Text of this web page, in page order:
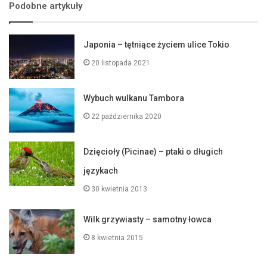
Podobne artykuły
Japonia – tętniące życiem ulice Tokio
20 listopada 2021
Wybuch wulkanu Tambora
22 października 2020
Dzięcioły (Picinae) – ptaki o długich
językach
30 kwietnia 2013
Wilk grzywiasty – samotny łowca
8 kwietnia 2015